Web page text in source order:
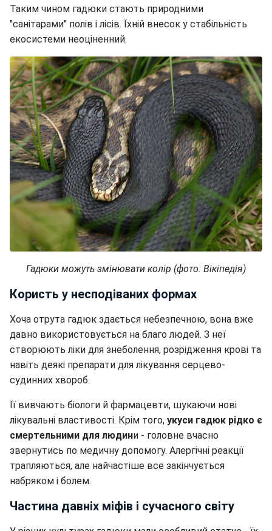
Таким чином гадюки стають природними
"санітарами" полів і лісів. Їхній внесок у стабільність
екосистеми неоціненний.
Гадюки можуть змінювати колір (фото: Вікіпедія)
Користь у несподіваних формах
Хоча отрута гадюк здається небезпечною, вона вже
давно використовується на благо людей. З неї
створюють ліки для знеболення, розрідження крові та
навіть деякі препарати для лікування серцево-
судинних хвороб.
Її вивчають біологи й фармацевти, шукаючи нові
лікувальні властивості. Крім того, укуси гадюк рідко є
смертельними для людини - головне вчасно
звернутись по медичну допомогу. Алергічні реакції
трапляються, але найчастіше все закінчується
набряком і болем.
Частина давніх міфів і сучасного світу